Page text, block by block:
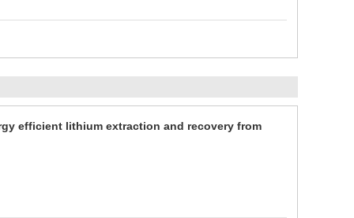
efficient lithium extraction and recovery from